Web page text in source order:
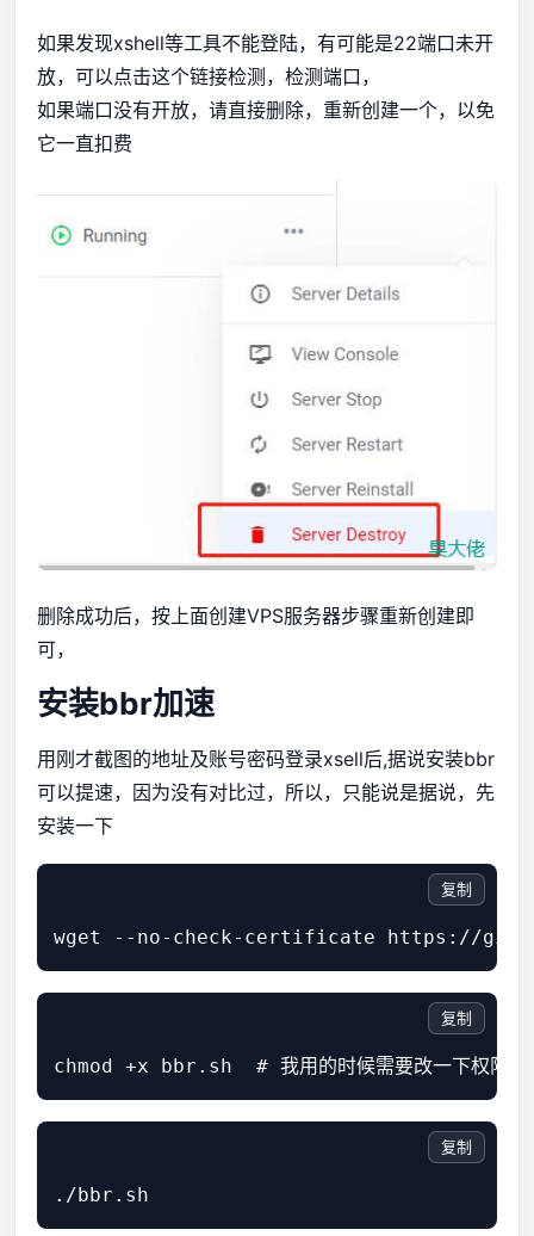
如果发现xshell等工具不能登陆，有可能是22端口未开
放，可以点击这个链接检测， 检测端口 ，
如果端口没有开放，请直接删除，重新创建一个，以免
它一直扣费
删除成功后，按上面创建VPS服务器步骤重新创建即
可，
安装bbr加速
用刚才截图的地址及账号密码登录xsell后,据说安装bbr
可以提速，因为没有对比过，所以，只能说是据说，先
安装一下
复制
复制
复制